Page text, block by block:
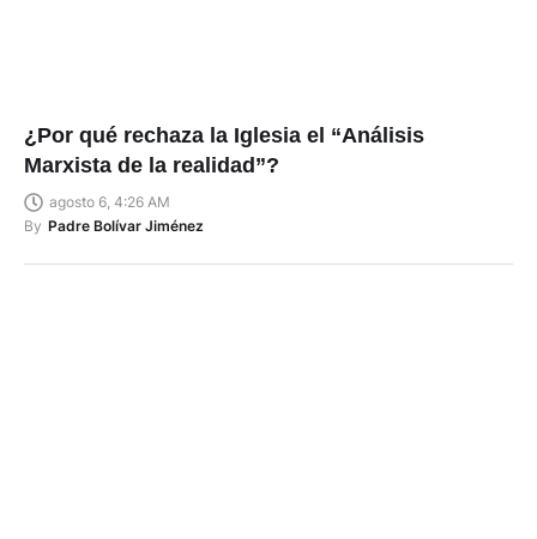
¿Por qué rechaza la Iglesia el “Análisis
Marxista de la realidad”?
agosto 6, 4:26 AM
By Padre Bolívar Jiménez